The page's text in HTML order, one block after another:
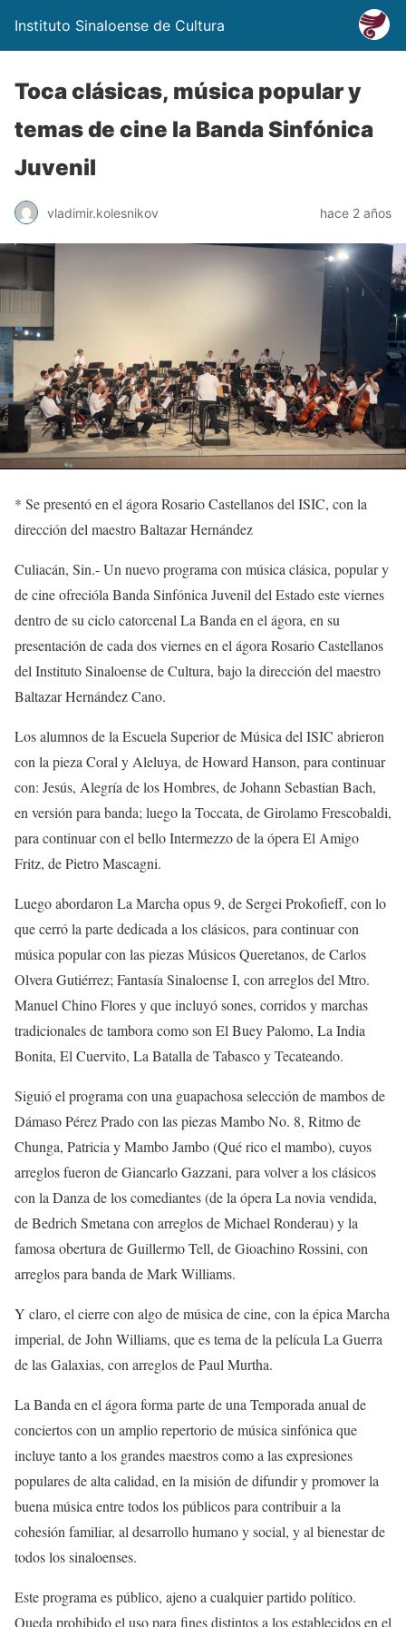
Instituto Sinaloense de Cultura
Toca clásicas, música popular y
temas de cine la Banda Sinfónica
Juvenil
vladimir.kolesnikov hace 2 años
* Se presentóen el ágora Rosario Castellanos del ISIC, con la
direccióndelmaestro Baltazar Hernández
Culiacán, Sin.-Un nuevo programa con música clásica, popular y
de cine ofrecióla Banda Sinfónica Juvenil del Estadoeste viernes
dentrode su ciclo catorcenalLa Banda en el ágora, en su
presentación de cada dos viernesen el ágora Rosario Castellanos
del Instituto Sinaloense de Cultura, bajo la dirección del maestro
Baltazar Hernández Cano.
Losalumnos de la Escuela Superior de Música del ISIC abrieron
con la piezaCoral y Aleluya, de Howard Hanson, para continuar
con: Jesús, Alegría de los Hombres, de JohannSebastianBach,
en versión para banda;luego laToccata, deGirolamoFrescobaldi,
para continuar con el belloIntermezzode la óperaEl Amigo
Fritz, de PietroMascagni.
Luego abordaronLa Marchaopus9, de SergeiProkofieff, con lo
que cerró la partededicada a los clásicos, para continuar con
música popular con las piezasMúsicos Queretanos, de Carlos
Olvera Gutiérrez;Fantasía Sinaloense I, con arreglos del Mtro.
ManuelChinoFloresy que incluyó sones, corridosy marchas
tradicionales de tamboracomo sonEl Buey Palomo, La India
Bonita, El Cuervito, La Batalla de TabascoyTecateando.
Siguió el programa conuna guapachosaselección de mambos de
Dámaso Pérez Prado con las piezasMambo No. 8, Ritmo de
Chunga, PatriciayMambo Jambo (Qué rico el mambo), cuyos
arreglosfuerondeGiancarloGazzani, para volver a los clásicos
conlaDanza de los comediantes(de la óperaLa novia vendida,
deBedrichSmetanacon arreglos deMichaelRonderau) y la
famosaobertura deGuillermoTell, deGioachinoRossini, con
arreglos para banda deMark Williams.
Y claro, el cierre con algo de música de cine, conlaépicaMarcha
imperial, de John Williams, que es temade la películaLa Guerra
de las Galaxias, con arreglos dePaulMurtha.
La Banda en el ágoraforma parte deuna Temporada anual de
conciertos con un amplio repertorio de música sinfónica que
incluye tanto a los grandes maestros como a las expresiones
populares de alta calidad, en la misión dedifundir y promover la
buena música entre todos los públicos para contribuir a la
cohesión familiar, al desarrollo humano y social, y al bienestar de
todos los sinaloenses.
Este programa es público, ajeno a cualquier partido político.
Queda prohibido el uso para fines distintos a los establecidos en el